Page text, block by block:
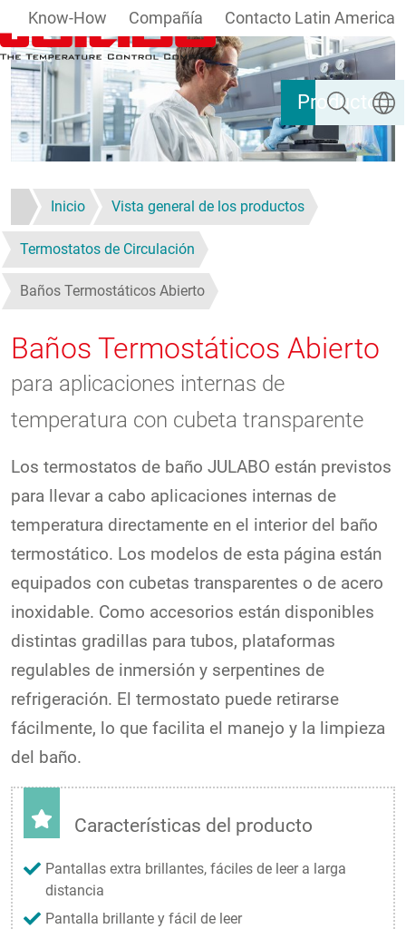
Pasar al contenido principal
Productos
Know-How Compañía Contacto Latin America
Buscar
Inicio Vista general de los productos
Termostatos de Circulación
Baños Termostáticos Abierto
Baños Termostáticos Abierto
para aplicaciones internas de
temperatura con cubeta transparente
Los termostatos de baño JULABO están previstos
para llevar a cabo aplicaciones internas de
temperatura directamente en el interior del baño
termostático. Los modelos de esta página están
equipados con cubetas transparentes o de acero
inoxidable. Como accesorios están disponibles
distintas gradillas para tubos, plataformas
regulables de inmersión y serpentines de
refrigeración. El termostato puede retirarse
fácilmente, lo que facilita el manejo y la limpieza
del baño.
Características del producto
Pantallas extra brillantes, fáciles de leer a larga
distancia
Pantalla brillante y fácil de leer